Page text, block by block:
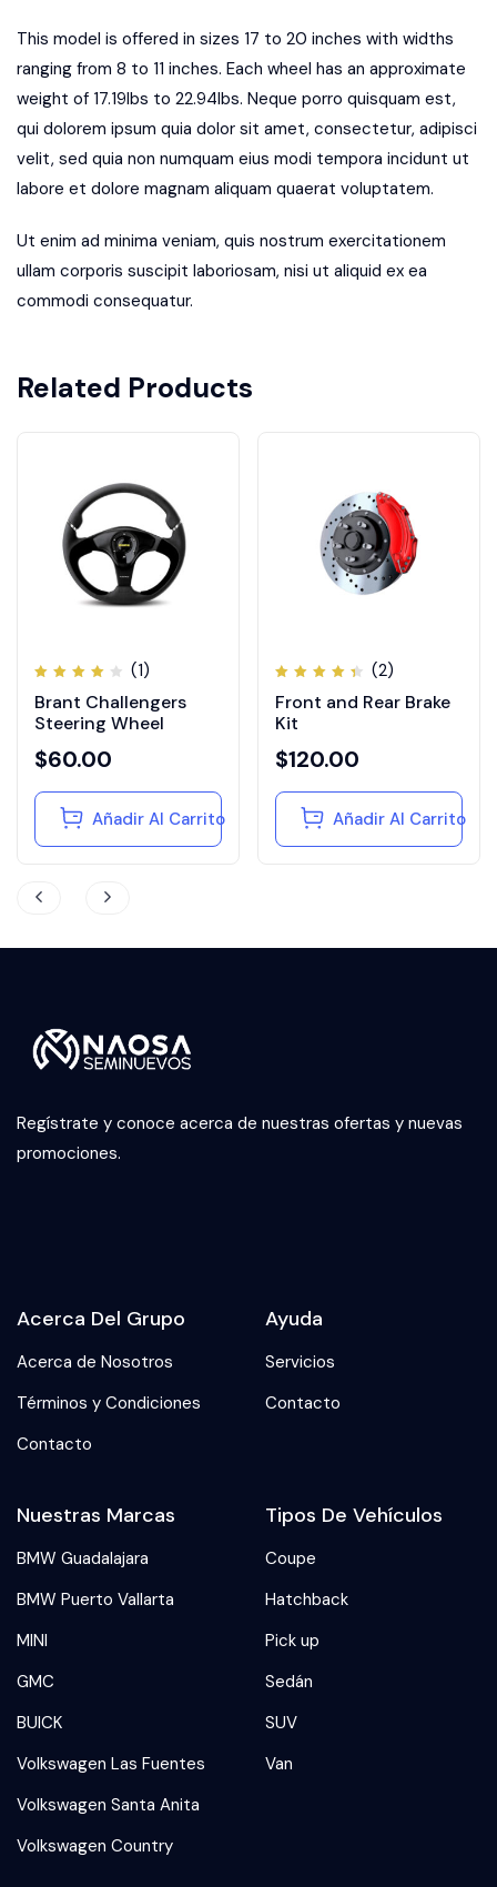
This model is offered in sizes 17 to 20 inches with widths
ranging from 8 to 11 inches. Each wheel has an approximate
weight of 17.19lbs to 22.94lbs. Neque porro quisquam est,
qui dolorem ipsum quia dolor sit amet, consectetur, adipisci
velit, sed quia non numquam eius modi tempora incidunt ut
labore et dolore magnam aliquam quaerat voluptatem.
Ut enim ad minima veniam, quis nostrum exercitationem
ullam corporis suscipit laboriosam, nisi ut aliquid ex ea
commodi consequatur.
Related Products
con
de 5
(1)
Brant Challengers
Steering Wheel
$60.00
Añadir Al Carrito
con
de 5
(2)
Front and Rear Brake
Kit
$120.00
Añadir Al Carrito
Regístrate y conoce acerca de nuestras ofertas y nuevas
promociones.
Acerca Del Grupo
Acerca de Nosotros
Términos y Condiciones
Contacto
Ayuda
Servicios
Contacto
Nuestras Marcas
BMW Guadalajara
BMW Puerto Vallarta
MINI
GMC
BUICK
Volkswagen Las Fuentes
Volkswagen Santa Anita
Volkswagen Country
Tipos De Vehículos
Coupe
Hatchback
Pick up
Sedán
SUV
Van